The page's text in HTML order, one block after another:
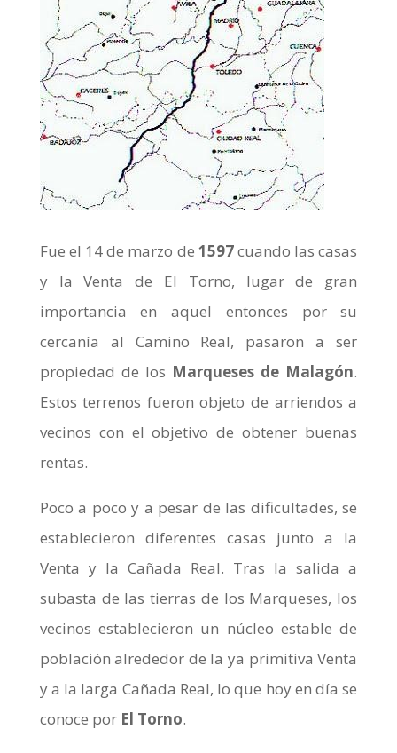
Fue el 14 de marzo de 1597cuando las casas
y la Venta de El Torno, lugar de gran
importancia en aquel entonces por su
cercanía al Camino Real, pasaron a ser
propiedad de los Marqueses de Malagón.
Estos terrenos fueron objeto de arriendos a
vecinos con el objetivo de obtener buenas
rentas.
Poco a poco y a pesar de las dificultades, se
establecieron diferentes casas junto a la
Venta y la Cañada Real. Tras la salida a
subasta de las tierras de los Marqueses, los
vecinos establecieron un núcleo estable de
población alrededor de la ya primitiva Venta
y a la larga Cañada Real, lo que hoy en día se
conoce por El Torno.